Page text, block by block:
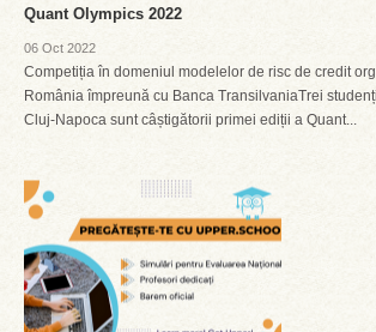
Quant Olympics 2022
06 Oct 2022
Competiția în domeniul modelelor de risc de credit
România împreună cu Banca TransilvaniaTrei
Cluj-Napoca sunt câștigătorii primei ediții a Quant...